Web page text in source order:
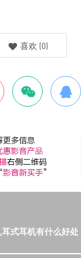
喜欢 (0)
式耳机有什么好处